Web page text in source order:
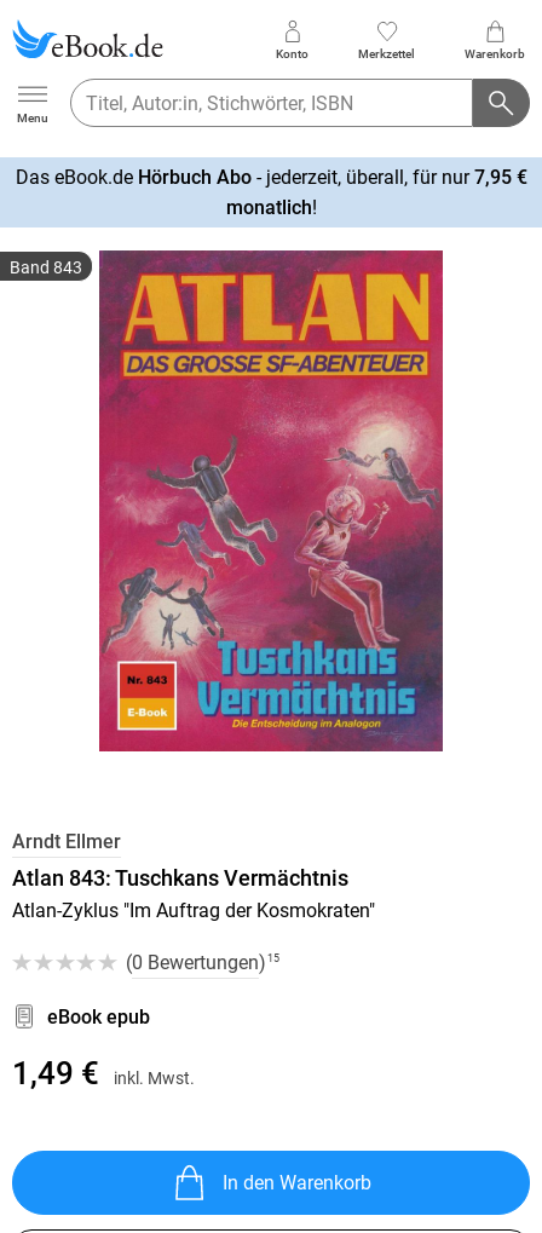
Ebook.de
Menu
Konto Merkzettel Warenkorb
Das eBook.de Hörbuch Abo- jederzeit, überall, für nur7,95 €
monatlich!
Band 843
Arndt Ellmer
Atlan 843: Tuschkans Vermächtnis
Atlan-Zyklus "Im Auftrag der Kosmokraten"
(0 Bewertungen) 15
eBook epub
1,49 € inkl. Mwst.
In den Warenkorb